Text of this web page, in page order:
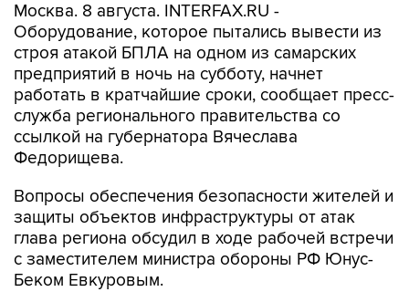
Москва. 8 августа. INTERFAX.RU -
Оборудование, которое пытались вывести из
строя атакой БПЛА на одном из самарских
предприятий в ночь на субботу, начнет
работать в кратчайшие сроки, сообщает пресс-
служба регионального правительства со
ссылкой на губернатора Вячеслава
Федорищева.
Вопросы обеспечения безопасности жителей и
защиты объектов инфраструктуры от атак
глава региона обсудил в ходе рабочей встречи
с заместителем министра обороны РФ Юнус-
Беком Евкуровым.